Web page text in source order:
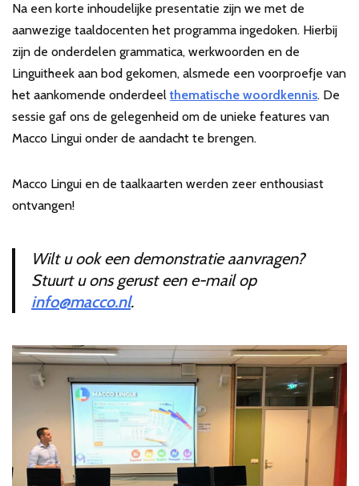
Na een korte inhoudelijke presentatie zijn we met de
aanwezige taaldocenten het programma ingedoken. Hierbij
zijn de onderdelen grammatica, werkwoorden en de
Linguitheek aan bod gekomen, alsmede een voorproefje van
het aankomende onderdeel thematische woordkennis. De
sessie gaf ons de gelegenheid om de unieke features van
Macco Lingui onder de aandacht te brengen.
Macco Lingui en de taalkaarten werden zeer enthousiast
ontvangen!
Wilt u ook een demonstratie aanvragen?
Stuurt u ons gerust een e-mail op
info@macco.nl.